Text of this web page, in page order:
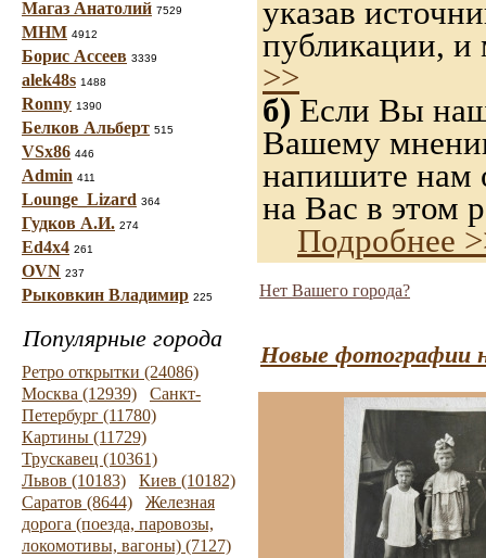
Магаз Анатолий 7529
МНМ 4912
Борис Ассеев 3339
alek48s 1488
Ronny 1390
Белков Альберт 515
VSx86 446
Admin 411
Lounge_Lizard 364
Гудков А.И. 274
Ed4x4 261
OVN 237
Рыковкин Владимир 225
Популярные города
Ретро открытки (24086)
Москва (12939)
Санкт-
Петербург (11780)
Картины (11729)
Трускавец (10361)
Львов (10183)
Киев (10182)
Саратов (8644)
Железная
дорога (поезда, паровозы,
локомотивы, вагоны) (7127)
указав
публикации,
>>
б) Если Вы
Вашему
напишите нам
на Вас в этом
Подробнее
Нет Вашего города?
Новые фотографии